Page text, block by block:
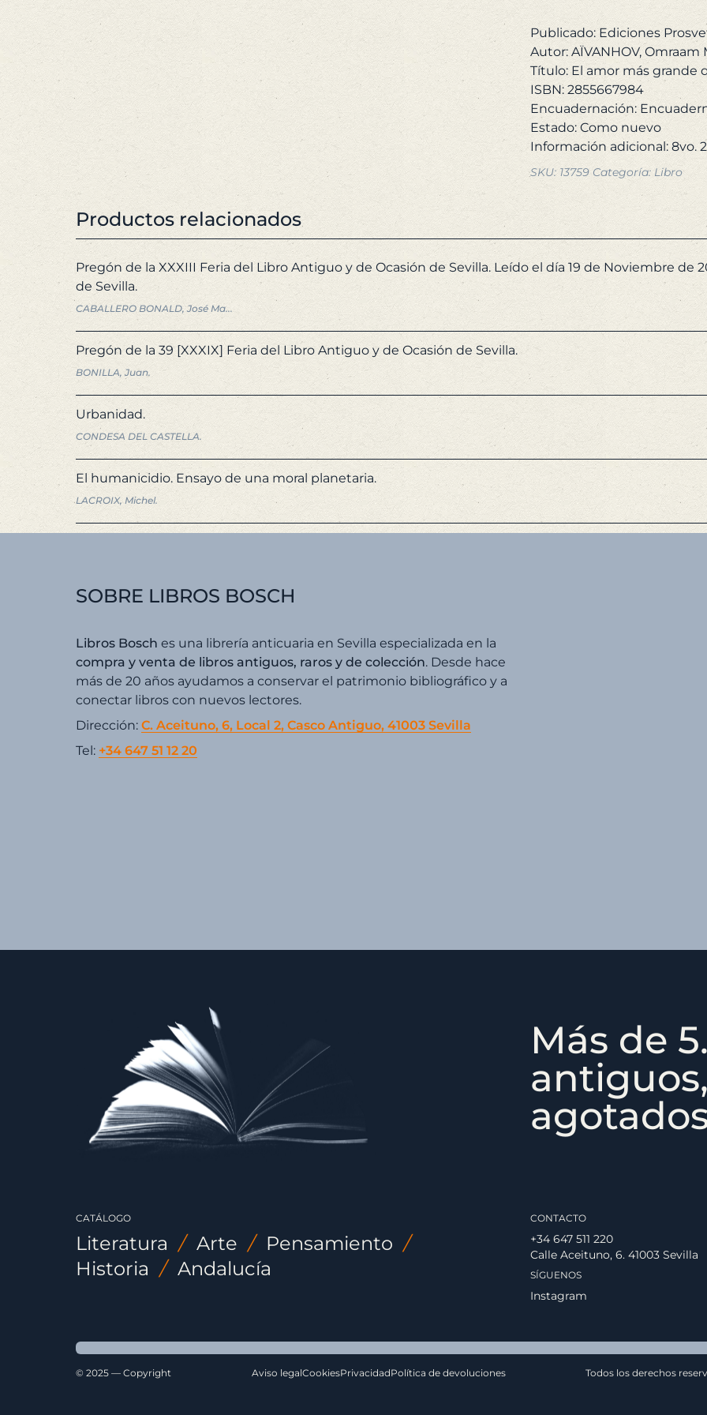
fe.
cantidad
Publicado: Ediciones
Autor: AÏVANHOV, Omraam
Título: El amor más grande
ISBN: 2855667984
Encuadernación:
Estado: Como nuevo
SKU: 13759 Categoría: Libro
Productos relacionados
Pregón de la XXXIII Feria del Libro Antiguo y de Ocasión de Sevilla. Leído el día 19 de Noviembre de
de Sevilla.
CABALLERO BONALD, José Ma...
Pregón de la 39 [XXXIX] Feria del Libro Antiguo y de Ocasión de Sevilla.
BONILLA, Juan.
Urbanidad.
CONDESA DEL CASTELLA.
El humanicidio. Ensayo de una moral planetaria.
LACROIX, Michel.
SOBRE LIBROS BOSCH
Libros Bosch es una librería anticuaria en Sevilla especializada en la
compra y venta de libros antiguos, raros y de colección. Desde hace
más de 20 años ayudamos a conservar el patrimonio bibliográfico y a
conectar libros con nuevos lectores.
Dirección: C. Aceituno, 6, Local 2, Casco Antiguo, 41003 Sevilla
Tel: +34 647 51 12 20
Más de
CATÁLOGO
Literatura / Arte / Pensamiento /
Historia / Andalucía
CONTACTO
+34 647 511 220
Calle Aceituno, 6. 41003 Sevilla
SÍGUENOS
Instagram
© 2025 — Copyright Aviso legalCookiesPrivacidadPolítica de devoluciones Todos los derechos